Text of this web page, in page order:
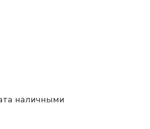
наличными